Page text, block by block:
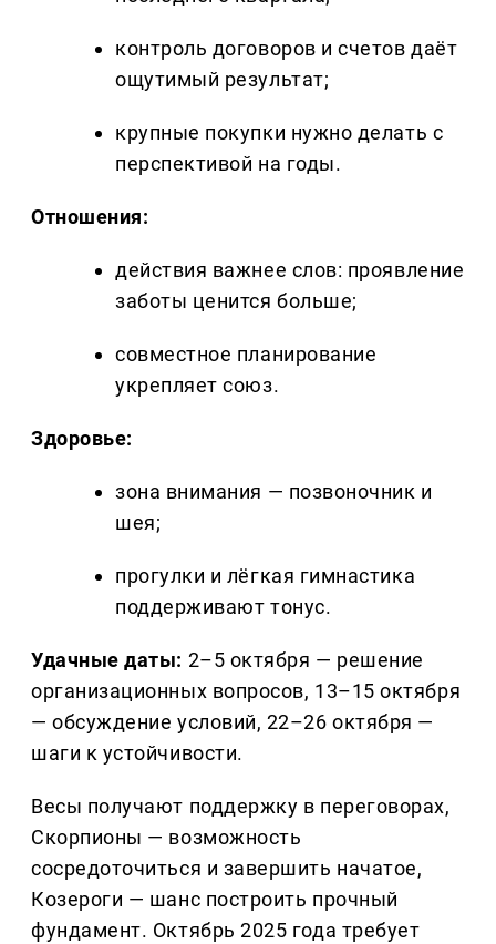
контроль договоров и счетов даёт
ощутимый результат;
крупные покупки нужно делать с
перспективой на годы.
Отношения:
действия важнее слов: проявление
заботы ценится больше;
совместное планирование
укрепляет союз.
Здоровье:
зона внимания — позвоночник и
шея;
прогулки и лёгкая гимнастика
поддерживают тонус.
Удачные даты: 2–5 октября — решение
организационных вопросов, 13–15 октября
— обсуждение условий, 22–26 октября —
шаги к устойчивости.
Весы получают поддержку в переговорах,
Скорпионы — возможность
сосредоточиться и завершить начатое,
Козероги — шанс построить прочный
фундамент. Октябрь 2025 года требует